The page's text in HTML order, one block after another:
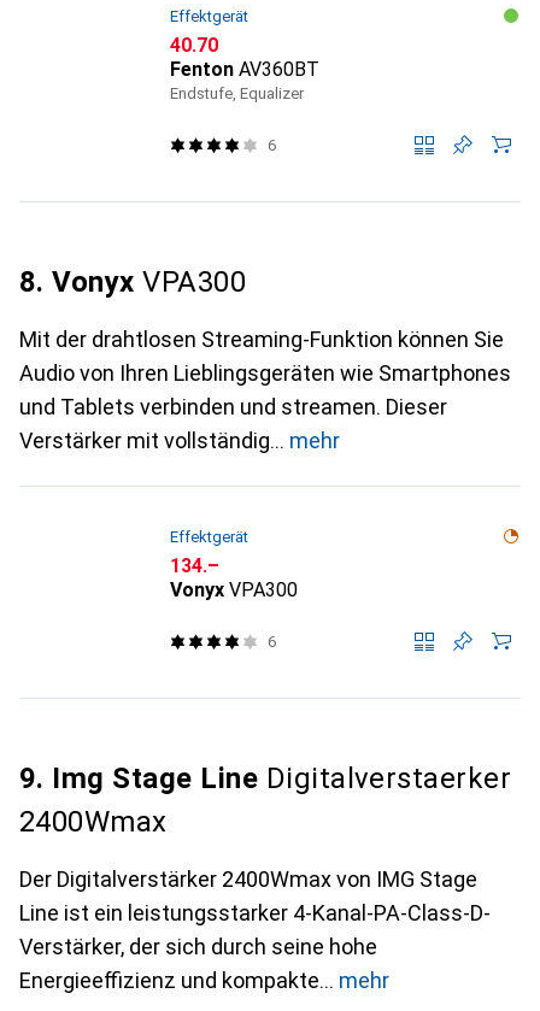
Effektgerät
CHF
40.70
Fenton AV360BT
Endstufe, Equalizer
6
8. Vonyx VPA300
Mit der drahtlosen Streaming-Funktion können Sie
Audio von Ihren Lieblingsgeräten wie Smartphones
und Tablets verbinden und streamen. Dieser
Verstärker mit vollständig
mehr
Effektgerät
CHF
134.–
Vonyx VPA300
6
9. Img Stage Line Digitalverstaerker
2400Wmax
Der Digitalverstärker 2400Wmax von IMG Stage
Line ist ein leistungsstarker 4-Kanal-PA-Class-D-
Verstärker, der sich durch seine hohe
Energieeffizienz und kompakte
mehr